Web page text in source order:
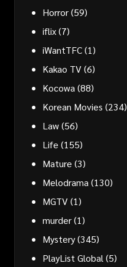
Horror(59)
iflix(7)
iWantTFC(1)
Kakao TV(6)
Kocowa (88)
Korean Movies (234)
Law(56)
Life (155)
Mature (3)
Melodrama (130)
MGTV(1)
murder(1)
Mystery(345)
PlayList Global (5)